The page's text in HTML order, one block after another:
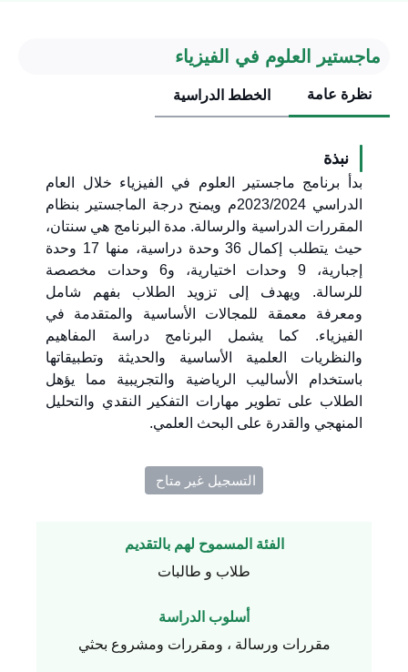
ماجستير العلوم في الفيزياء
نظرة عامة الخطط الدراسية
نبذة
بدأ برنامج ماجستير العلوم في الفيزياء خلال العام
الدراسي 2023/2024م ويمنح درجة الماجستير بنظام
المقررات الدراسية والرسالة. مدة البرنامج هي سنتان،
حيث يتطلب إكمال 36 وحدة دراسية، منها 17 وحدة
إجبارية، 9 وحدات اختيارية، و6 وحدات مخصصة
للرسالة. ويهدف إلى تزويد الطلاب بفهم شامل
ومعرفة معمقة للمجالات الأساسية والمتقدمة في
الفيزياء. كما يشمل البرنامج دراسة المفاهيم
والنظريات العلمية الأساسية والحديثة وتطبيقاتها
باستخدام الأساليب الرياضية والتجريبية مما يؤهل
الطلاب على تطوير مهارات التفكير النقدي والتحليل
المنهجي والقدرة على البحث العلمي.
التسجيل غير متاح ​
الفئة المسموح لهم بالتقديم
طلاب و طالبات
أسلوب الدراسة
مقررات ورسالة ، ومقررات ومشروع بحثي